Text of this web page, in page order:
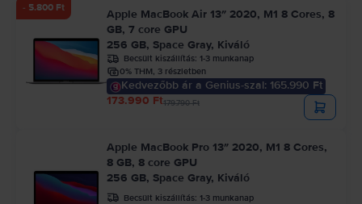
- 5.800 Ft
Apple MacBook Air 13″ 2020, M1 8 Cores, 8
GB, 7 core GPU
256 GB, Space Gray, Kiváló
Becsült kiszállítás: 1-3 munkanap
0% THM, 3 részletben
Kedvezőbb ár a Genius-szal: 165.990 Ft
173.990 Ft179.790 Ft
Apple MacBook Pro 13″ 2020, M1 8 Cores,
8 GB, 8 core GPU
256 GB, Space Gray, Kiváló
Becsült kiszállítás: 1-3 munkanap